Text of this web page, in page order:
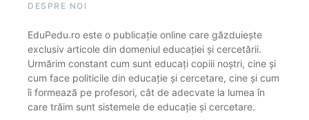
DESPRE NOI
EduPedu.ro este o publicație online care găzduiește
exclusiv articole din domeniul educației și cercetării.
Urmărim constant cum sunt educați copiii noștri, cine și
cum face politicile din educație și cercetare, cine și cum
îi formează pe profesori, cât de adecvate la lumea în
care trăim sunt sistemele de educație și cercetare.